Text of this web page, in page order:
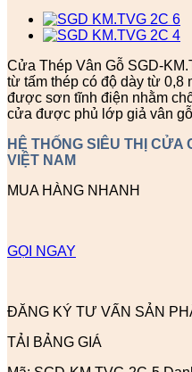
Cửa Thép Vân Gỗ SGD-
từ tấm thép có độ dày từ 0,8
được sơn tĩnh điện nhằm
cửa được phủ lớp giả vân
HỆ THỐNG SIÊU THỊ CỬA
VIỆT NAM
MUA HÀNG NHANH
GỌI NGAY
ĐĂNG KÝ TƯ VẤN SẢN
TẢI BẢNG GIÁ